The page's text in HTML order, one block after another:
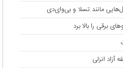
مانند تسلا و بی‌وای‌دی
برقی را بالا برد
آزاد انزلی